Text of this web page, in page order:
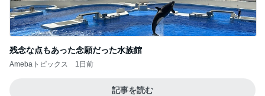
残念な点もあった念願だった水族館
Amebaトピックス 1日前
記事を読む